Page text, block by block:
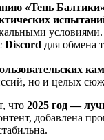
«Тень Балтики»
условиями.
Discord для обмена
но и целых
что 2025 год —
добавлена